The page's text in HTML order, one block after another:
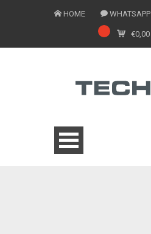
HOME WHATSAPP
€0,00